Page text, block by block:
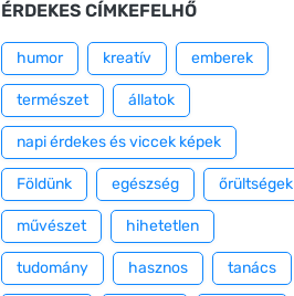
ÉRDEKES CÍMKEFELHŐ
humor kreatív emberek
természet állatok
napi érdekes és viccek képek
Földünk egészség őrültségek
művészet hihetetlen
tudomány hasznos tanács